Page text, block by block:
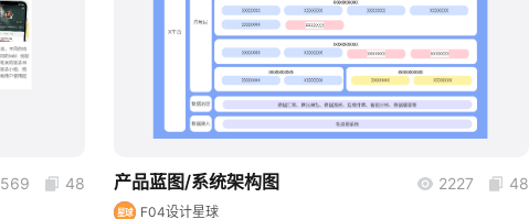
569 48
boardmix
产品蓝图/系统架构图 2227 48
星球 F04设计星球